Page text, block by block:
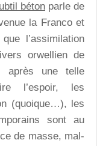
béton parle de
la Franco et
l’assimilation
orwellien de
après une telle
l’espoir, les
(quoique…), les
sont au
de masse, mal-